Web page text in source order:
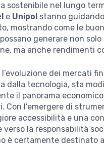
sostenibile nel lungo
e Unipol stanno
mostrando come le
generare non solo
ma anche rendimenti
l’evoluzione dei mercati
dalla tecnologia, sta
il panorama economico
Con l’emergere di
accessibilità e una
verso la responsabilità
è certamente destinato